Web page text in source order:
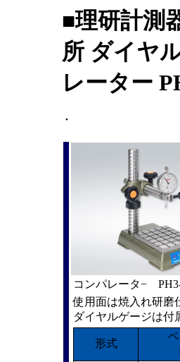
■理研計測
所 ダイヤ
レーター
・
コンパレータ−
使用面は焼入れ研磨
ダイヤルゲージは付
形式